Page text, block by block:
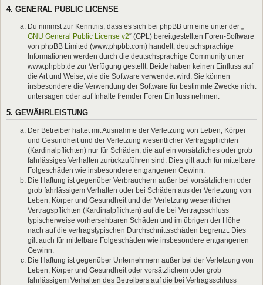
4. GENERAL PUBLIC LICENSE
Du nimmst zur Kenntnis, dass es sich bei phpBB um eine unter der „
GNU General Public License v2“ (GPL) bereitgestellten Foren-Software
von phpBB Limited (www.phpbb.com) handelt; deutschsprachige
Informationen werden durch die deutschsprachige Community unter
www.phpbb.de zur Verfügung gestellt. Beide haben keinen Einfluss auf
die Art und Weise, wie die Software verwendet wird. Sie können
insbesondere die Verwendung der Software für bestimmte Zwecke nicht
untersagen oder auf Inhalte fremder Foren Einfluss nehmen.
5. GEWÄHRLEISTUNG
Der Betreiber haftet mit Ausnahme der Verletzung von Leben, Körper
und Gesundheit und der Verletzung wesentlicher Vertragspflichten
(Kardinalpflichten) nur für Schäden, die auf ein vorsätzliches oder grob
fahrlässiges Verhalten zurückzuführen sind. Dies gilt auch für mittelbare
Folgeschäden wie insbesondere entgangenen Gewinn.
Die Haftung ist gegenüber Verbrauchern außer bei vorsätzlichem oder
grob fahrlässigem Verhalten oder bei Schäden aus der Verletzung von
Leben, Körper und Gesundheit und der Verletzung wesentlicher
Vertragspflichten (Kardinalpflichten) auf die bei Vertragsschluss
typischerweise vorhersehbaren Schäden und im übrigen der Höhe
nach auf die vertragstypischen Durchschnittsschäden begrenzt. Dies
gilt auch für mittelbare Folgeschäden wie insbesondere entgangenen
Gewinn.
Die Haftung ist gegenüber Unternehmern außer bei der Verletzung von
Leben, Körper und Gesundheit oder vorsätzlichem oder grob
fahrlässigem Verhalten des Betreibers auf die bei Vertragsschluss